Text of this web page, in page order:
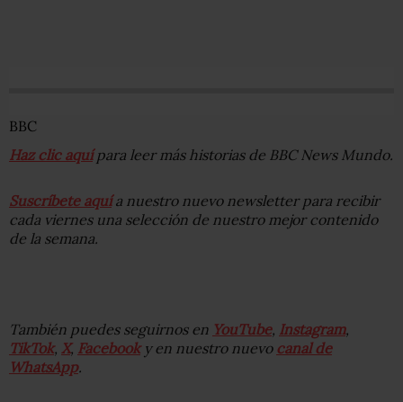
BBC
Haz clic aquípara leer más historias de BBC News Mundo.
Suscríbete aquía nuestro nuevo newsletter para recibir
cada viernes una selección de nuestro mejor contenido
de la semana.
También puedes seguirnos en YouTube, Instagram,
TikTok, X, Facebooky en nuestro nuevo canal de
WhatsApp.